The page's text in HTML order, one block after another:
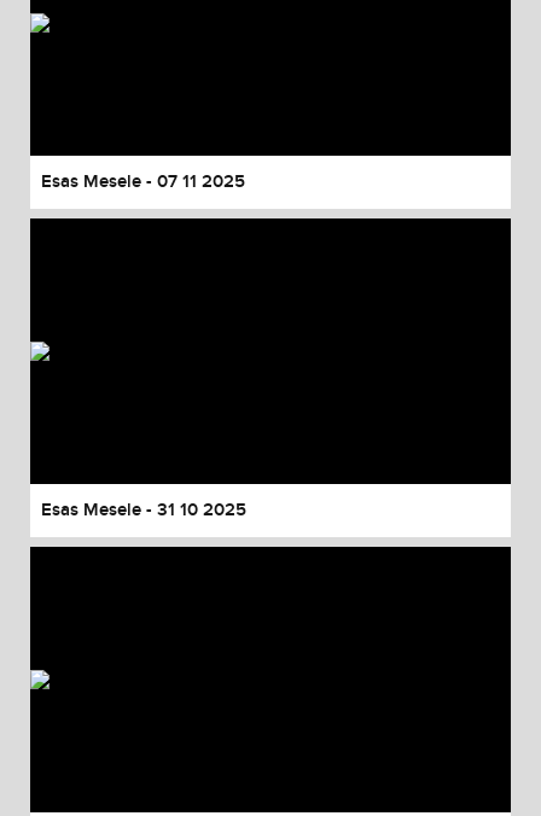
Esas Mesele - 07 11 2025
Esas Mesele - 31 10 2025